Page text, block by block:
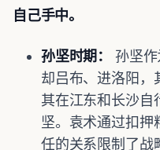
自己手中。
孙坚时期：
孙坚作
却吕布、进洛阳，
其在江东和长沙自
坚。袁术通过扣押
任的关系限制了战